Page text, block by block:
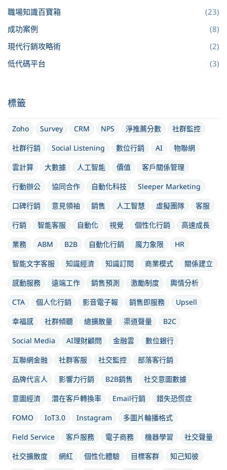
職場知識百寶箱
(23)
成功案例
(8)
現代行銷攻略術
(2)
低代碼平台
(3)
標籤
Zoho Survey CRM NPS 淨推薦分數
社群監控
社群行銷
Social Listening 數位行銷 AI
物聯網
雲計算
大數據 人工智能 價值
客戶關係管理
行動辦公
協同合作 自動化科技
Sleeper Marketing
口碑行銷
意見領袖 銷售 人工智慧 虛擬團隊
客服
行銷
智能客服 自動化 視覺 個性化行銷
高速成長
業務
ABM B2B 自動化行銷 魔力象限
HR
智能文字客服
知識經濟 知識訂閱 商業模式
關係建立
感動服務
遠端工作 銷售預測 激勵制度
輿情分析
CTA
個人化行銷 影音電子報 銷售即服務
Upsell
幸福感
社群傾聽 總擴散量 渠道聲量
B2C
Social Media
AI理財顧問 金融雲
數位銀行
互聯網金融
社群客服 社交監控
部落客行銷
品牌代言人
影響力行銷 B2B銷售
社交意圖數據
意圖經濟
潛在客戶轉換率 Email行銷
錯失恐慌症
FOMO
IoT3.0 Instagram
多圖片輪播格式
Field Service
客戶服務 電子商務 機器學習
社交聲量
社交擴散度
網紅 個性化體驗 目標客群 知己知彼